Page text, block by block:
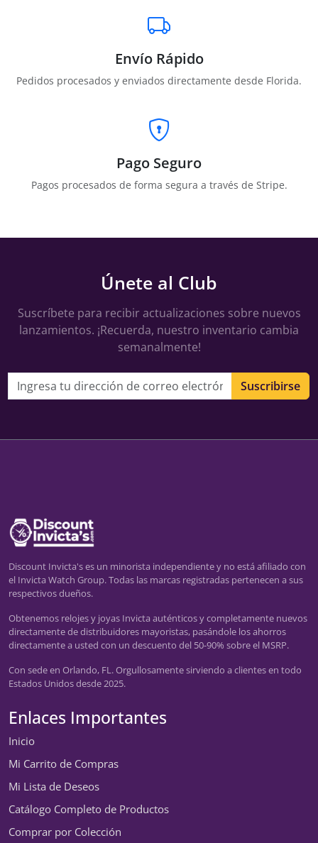
Envío Rápido
Pedidos procesados y enviados directamente desde Florida.
Pago Seguro
Pagos procesados de forma segura a través de Stripe.
Únete al Club
Suscríbete para recibir actualizaciones sobre nuevos
lanzamientos. ¡Recuerda, nuestro inventario cambia
semanalmente!
Dirección de correo electrónico Suscribirse
Discount Invicta's es un minorista independiente y no está afiliado con
el Invicta Watch Group. Todas las marcas registradas pertenecen a sus
respectivos dueños.
Obtenemos relojes y joyas Invicta auténticos y completamente nuevos
directamente de distribuidores mayoristas, pasándole los ahorros
directamente a usted con un descuento del 50-90% sobre el MSRP.
Con sede en Orlando, FL. Orgullosamente sirviendo a clientes en todo
Estados Unidos desde 2025.
Enlaces Importantes
Inicio
Mi Carrito de Compras
Mi Lista de Deseos
Catálogo Completo de Productos
Comprar por Colección